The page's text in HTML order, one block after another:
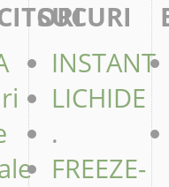
SUCURI
INSTANT
LICHIDE
.
FREEZE-